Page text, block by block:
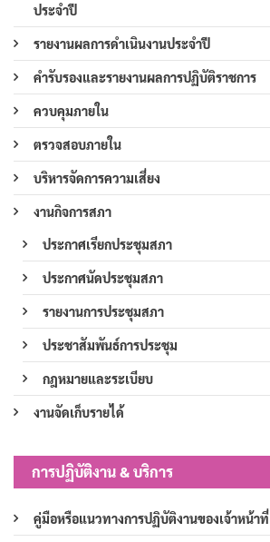
ประจำปี
รายงานผลการดำเนินงานประจำปี
คำรับรองและรายงานผลการปฏิบัติราชการ
ควบคุมภายใน
ตรวจสอบภายใน
บริหารจัดการความเสี่ยง
งานกิจการสภา
ประกาศเรียกประชุมสภา
ประกาศนัดประชุมสภา
รายงานการประชุมสภา
ประชาสัมพันธ์การประชุม
กฎหมายและระเบียบ
งานจัดเก็บรายได้
การปฏิบัติงาน & บริการ
คู่มือหรือแนวทางการปฏิบัติงานของเจ้าหน้าที่